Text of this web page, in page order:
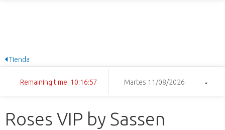
Tienda
Remaining time: 10:16:57 Martes 11/08/2026
Roses VIP by Sassen